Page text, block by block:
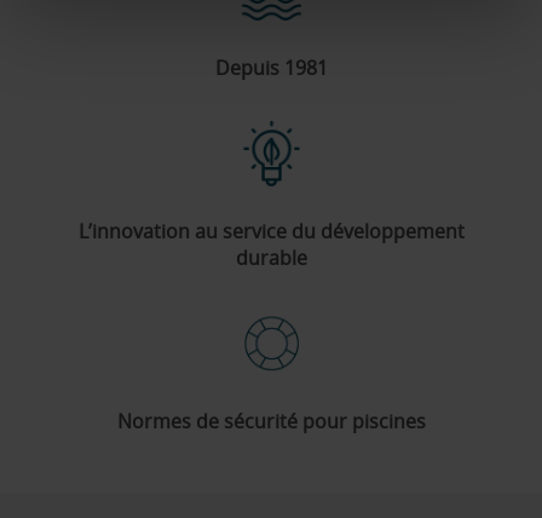
Depuis 1981
L’innovation au service du développement
durable
Normes de sécurité pour piscines